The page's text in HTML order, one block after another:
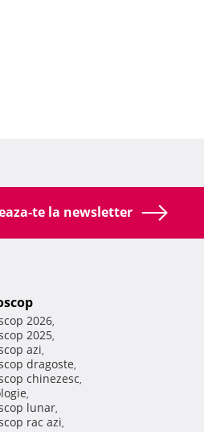
te la newsletter
2026,
2025,
azi,
dragoste,
chinezesc,
,
lunar,
rac azi,